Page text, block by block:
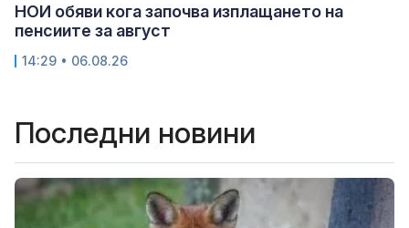
НОИ обяви кога започва изплащането на
пенсиите за август
14:29 • 06.08.26
Последни новини